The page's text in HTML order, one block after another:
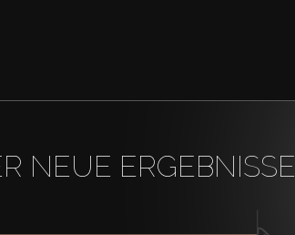
NEUE ERGEBNISSE